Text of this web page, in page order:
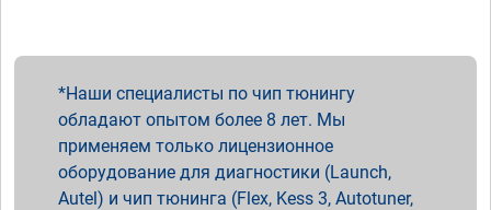
Наши специалисты по чип тюнингу
обладают опытом более 8 лет. Мы
применяем только лицензионное
оборудование для диагностики (Launch,
Autel) и чип тюнинга (Flex, Kess 3, Autotuner,